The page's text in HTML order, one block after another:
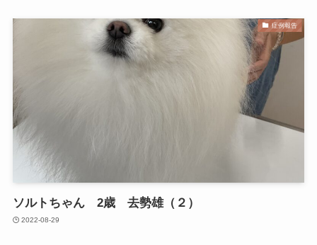
症例報告
ソルトちゃん 2歳 去勢雄（２）
2022-08-29